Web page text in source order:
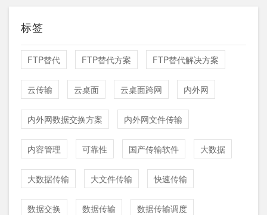
标签
FTP替代 FTP替代方案 FTP替代解决方案
云传输 云桌面 云桌面跨网 内外网
内外网数据交换方案 内外网文件传输
内容管理 可靠性 国产传输软件 大数据
大数据传输 大文件传输 快速传输
数据交换 数据传输 数据传输调度